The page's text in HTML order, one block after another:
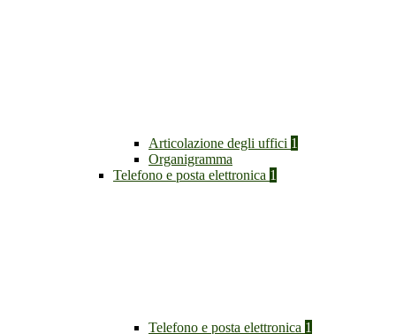
Articolazione degli uffici 1
Organigramma
Telefono e posta elettronica 1
Telefono e posta elettronica 1